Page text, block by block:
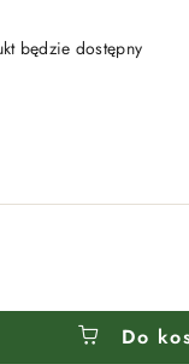
będzie dostępny
Do